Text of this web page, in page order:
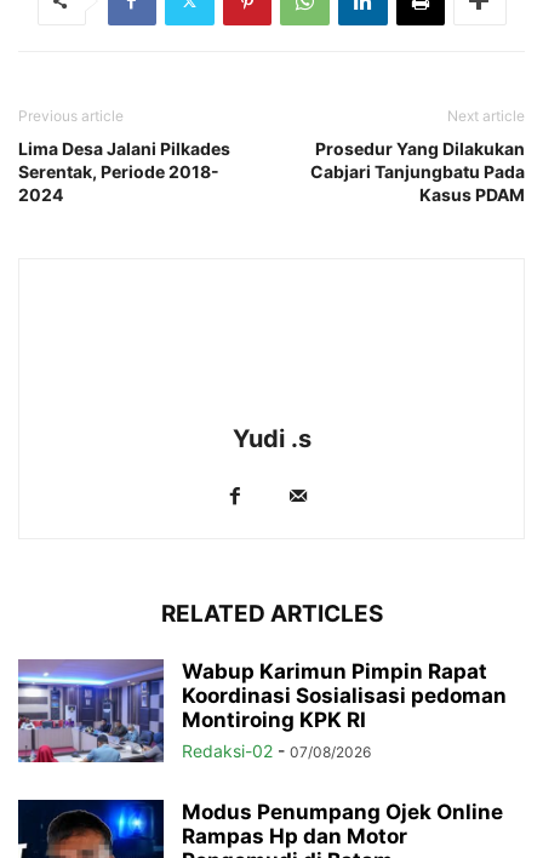
Previous article
Lima Desa Jalani Pilkades
Serentak, Periode 2018-
2024
Next article
Prosedur Yang Dilakukan
Cabjari Tanjungbatu Pada
Kasus PDAM
Yudi .s
RELATED ARTICLES
Wabup Karimun Pimpin Rapat
Koordinasi Sosialisasi pedoman
Montiroing KPK RI
Redaksi-02 - 07/08/2026
Modus Penumpang Ojek Online
Rampas Hp dan Motor